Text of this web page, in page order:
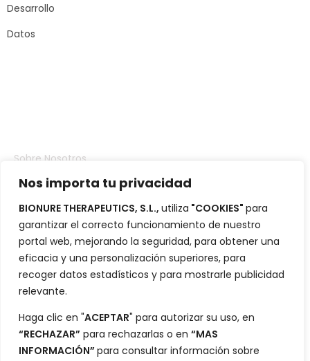
Nos importa tu privacidad
BIONURE THERAPEUTICS, S.L., utiliza "COOKIES" para
garantizar el correcto funcionamiento de nuestro
portal web, mejorando la seguridad, para obtener una
eficacia y una personalización superiores, para
recoger datos estadísticos y para mostrarle publicidad
relevante.
Haga clic en "ACEPTAR" para autorizar su uso, en
“RECHAZAR” para rechazarlas o en “MAS
INFORMACIÓN” para consultar información sobre
Desarrollo
Datos
Sobre Nosotros
Inversores
Portafolio
Blog
Contacto
Desarrollo